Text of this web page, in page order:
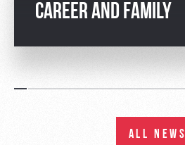
CAREER AND FAMILY
ALL NEWS